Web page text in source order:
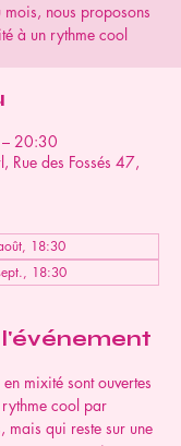
nous proposons
à un rythme cool
20:30
Rue des Fossés 47,
18:30
18:30
mixité sont ouvertes
rythme cool par
mais qui reste sur une